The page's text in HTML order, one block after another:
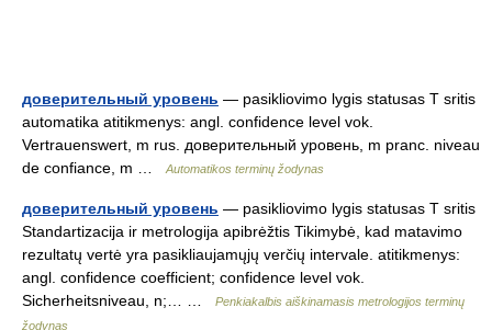
доверительный уровень — pasikliovimo lygis statusas T sritis
automatika atitikmenys: angl. confidence level vok.
Vertrauenswert, m rus. доверительный уровень, m pranc. niveau
de confiance, m …
Automatikos terminų žodynas
доверительный уровень — pasikliovimo lygis statusas T sritis
Standartizacija ir metrologija apibrėžtis Tikimybė, kad matavimo
rezultatų vertė yra pasikliaujamųjų verčių intervale. atitikmenys:
angl. confidence coefficient; confidence level vok.
Sicherheitsniveau, n;… …
Penkiakalbis aiškinamasis metrologijos terminų
žodynas